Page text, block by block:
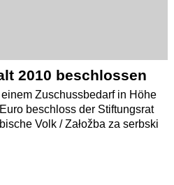
2010 beschlossen
Zuschussbedarf in Höhe
beschloss der Stiftungsrat
Volk / Załožba za serbski